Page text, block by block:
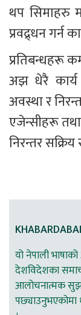
थप सिमाहरु
प्रवद्र्धन गर्न
प्रतिबन्धहरू
अझ धेरै
अवस्था र
एजेन्सीहरू
निरन्तर
यो नेपाली
देशविदेशका
आलोचनात्मक
पछ्याउनुभएकोमा